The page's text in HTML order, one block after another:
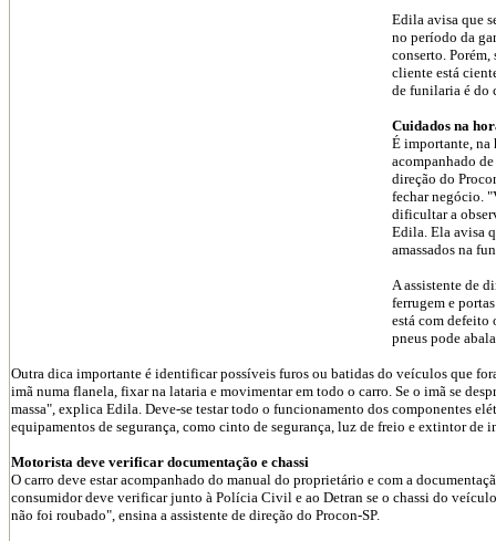
Edila avisa que
no período da
conserto.
cliente está
de funilaria é do
Cuidados na
É importante, na
acompanhado
direção do
fechar negócio.
dificultar a
Edila. Ela avisa
amassados na
A assistente de
ferrugem e
está com defeito
pneus pode
Outra dica importante é identificar possíveis furos ou batidas do veículos que
imã numa flanela, fixar na lataria e movimentar em todo o carro. Se o imã se
massa", explica Edila. Deve-se testar todo o funcionamento dos componentes
equipamentos de segurança, como cinto de segurança, luz de freio e extintor de
Motorista deve verificar documentação e chassi
O carro deve estar acompanhado do manual do proprietário e com a
consumidor deve verificar junto à Polícia Civil e ao Detran se o chassi do
não foi roubado", ensina a assistente de direção do Procon-SP.